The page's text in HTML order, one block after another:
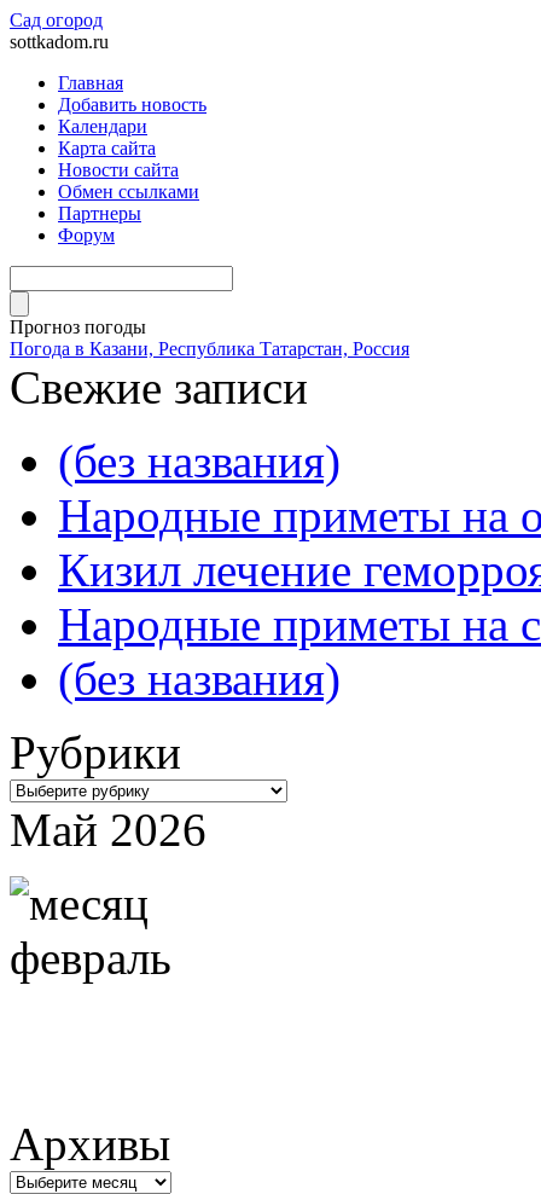
Сад огород
sottkadom.ru
Главная
Добавить новость
Календари
Карта сайта
Новости сайта
Обмен ссылками
Партнеры
Форум
Прогноз погоды
Погода в Казани, Республика Татарстан, Россия
Свежие записи
(без названия)
Народные приметы на
Кизил лечение
Народные приметы на
(без названия)
Рубрики
Рубрики
Май 2026
Архивы
Архивы